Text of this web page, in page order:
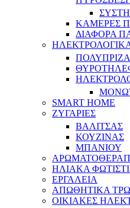
ΚΑΜΕΡΕΣ
ΔΙΑΦΟΡΑ
ΠΟΛΥΠΡΙΖΑ
SMART HOME
ΖΥΓΑΡΙΕΣ
ΒΑΛΙΤΣΑΣ
ΚΟΥΖΙΝΑΣ
ΜΠΑΝΙΟΥ
ΗΛΙΑΚΑ
ΕΡΓΑΛΕΙΑ
ΑΠΩΘΗΤΙΚΑ
ΟΙΚΙΑΚΕΣ